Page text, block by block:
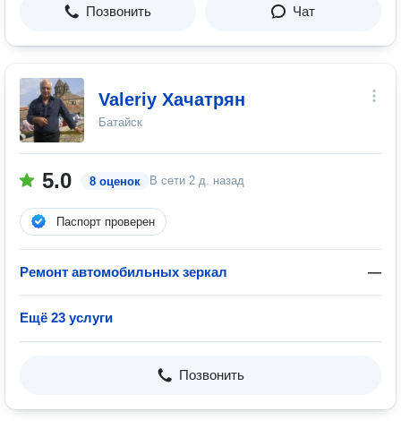
Позвонить Чат
Valeriy Хачатрян
Батайск
5.0 8 оценок В сети 2 д. назад
Паспорт проверен
Ремонт автомобильных зеркал —
Ещё 23 услуги
Позвонить